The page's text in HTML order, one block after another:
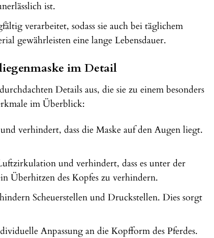
ist.
verarbeitet, sodass sie auch bei täglichem
gewährleisten eine lange Lebensdauer.
im Detail
Details aus, die sie zu einem besonders
im Überblick:
verhindert, dass die Maske auf den Augen liegt.
und verhindert, dass es unter der
Überhitzen des Kopfes zu verhindern.
Scheuerstellen und Druckstellen. Dies sorgt
Anpassung an die Kopfform des Pferdes.